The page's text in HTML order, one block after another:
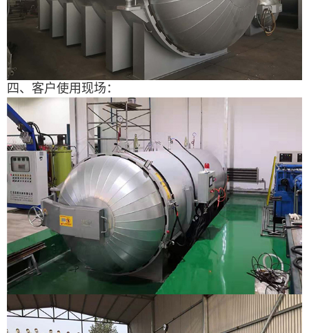
四、客户使用现场：